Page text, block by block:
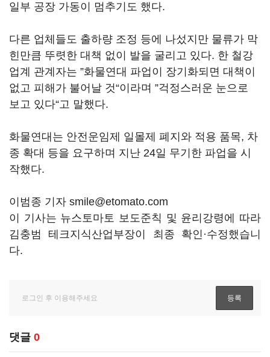
일부 공장 가동이 멈추기도 했다.
다른 업체들도 출하량 조정 등에 나섰지만 물류가 막
힌만큼 뚜렷한 대책 없이 발을 굴리고 있다. 한 철강
업계 관계자는 ”화물연대 파업이 장기화되면 대책이
없고 피해가 불어날 것“이라며 ”걱정스러운 눈으로
보고 있다“고 말했다.
화물연대는 안전운임제 일몰제 폐지와 적용 품목, 차
종 확대 등을 요구하며 지난 24일 무기한 파업을 시
작했다.
이범종 기자 smile@etomato.com
이 기사는 뉴스토마토 보도준칙 및 윤리강령에 따라
김충범 테크지식산업부장이 최종 확인·수정했습니
다.
댓글 0